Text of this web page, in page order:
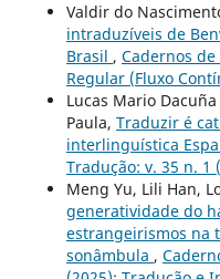
Valdir do
intraduzíveis de
Brasil , Cadernos de
Regular (Fluxo
Lucas Mario
Paula, Traduzir é
interlinguística
Tradução: v. 35 n. 1
Meng Yu, Lili Han,
generatividade do
estrangeirismos na
sonâmbula ,